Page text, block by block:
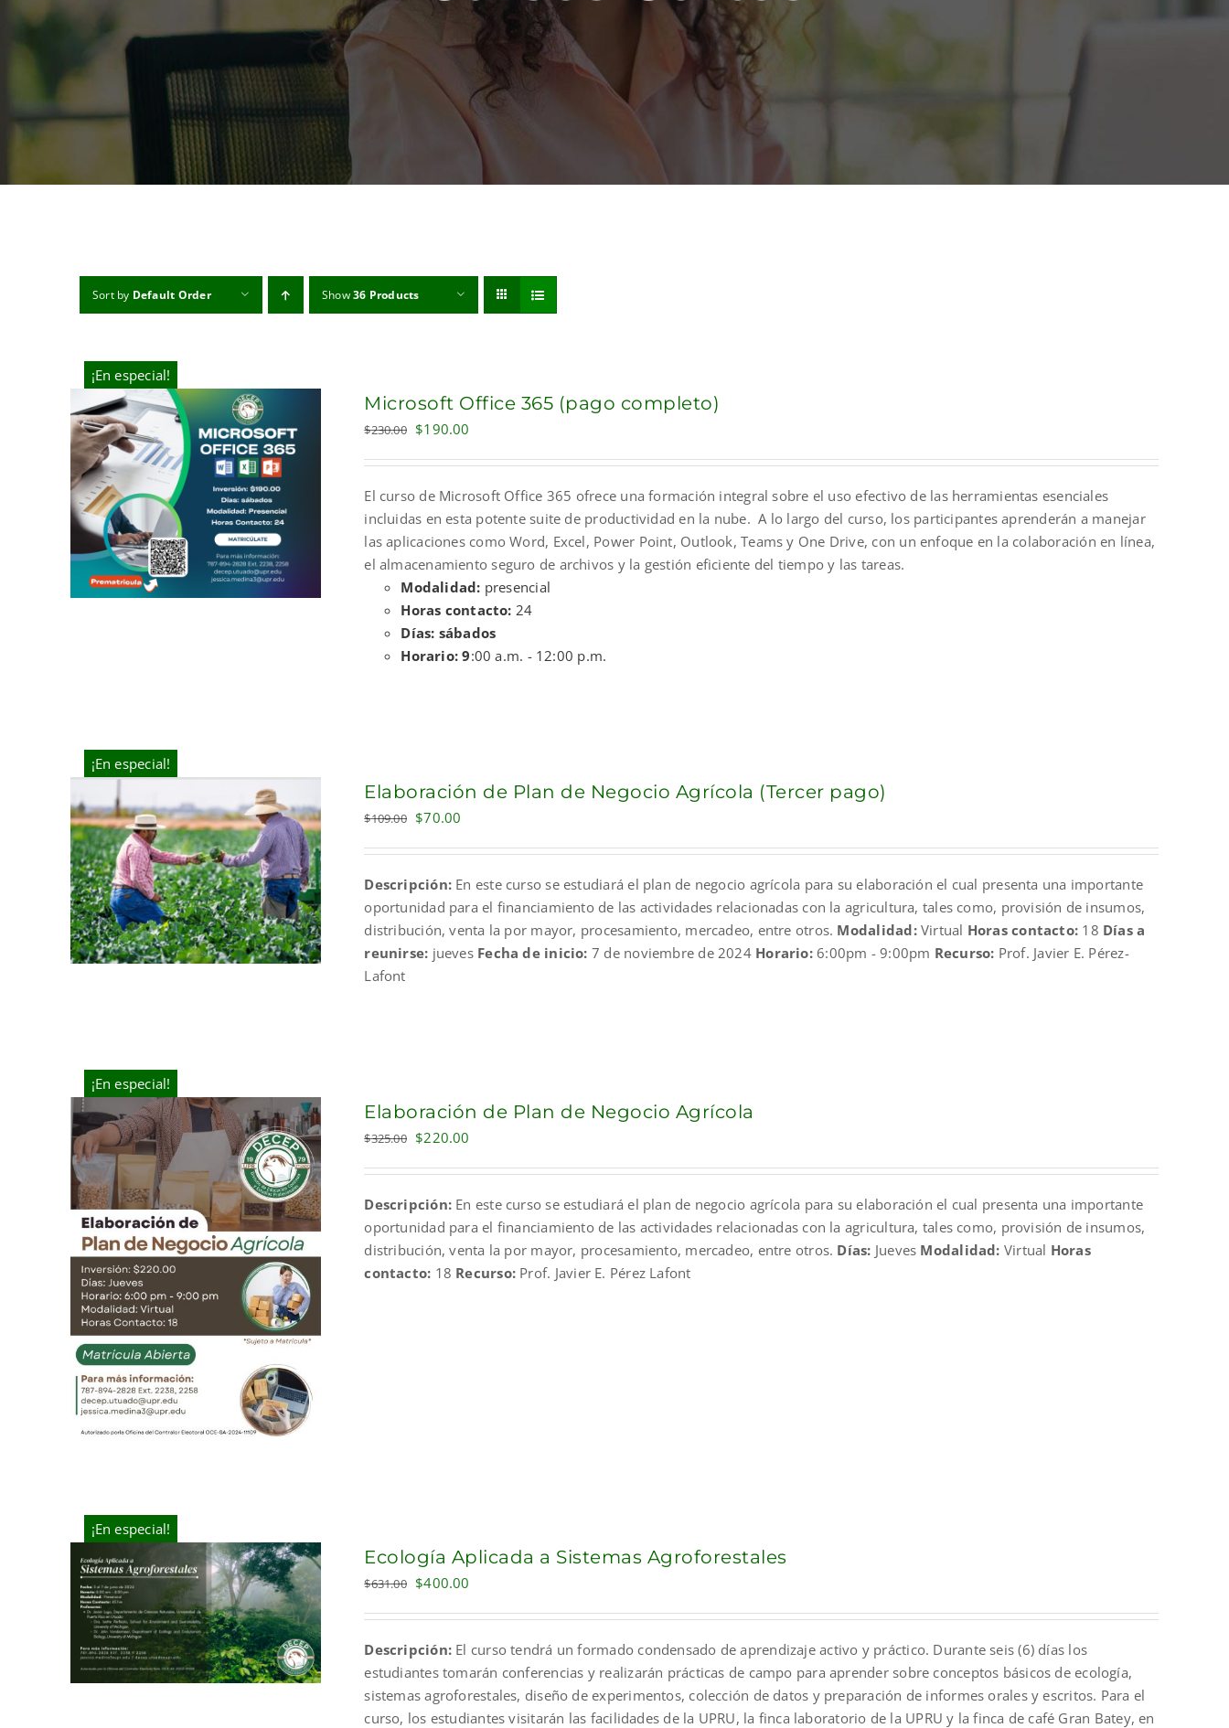
Sort by Default Order Show36 Products
¡En especial!
Microsoft Office 365 (pago completo)
$230.00 Original
$230.00.
$190.00
$190.00.
El curso de Microsoft Office 365 ofrece una formación integral sobre el uso efectivo de las herramientas esenciales
incluidas en esta potente suite de productividad en la nube. A lo largo del curso, los participantes aprenderán a manejar
las aplicaciones como Word, Excel, Power Point, Outlook, Teams y One Drive, con un enfoque en la colaboración en línea,
el almacenamiento seguro de archivos y la gestión eficiente del tiempo y las tareas.
Modalidad: presencial
Horas contacto: 24
Días: sábados
Horario: 9:00 a.m. - 12:00 p.m.
¡En especial!
Elaboración de Plan de Negocio Agrícola (Tercer pago)
$109.00 Original
$109.00.
$70.00
$70.00.
Descripción:En este curso se estudiará el plan de negocio agrícola para su elaboración el cual presenta una importante
oportunidad para el financiamiento de las actividades relacionadas con la agricultura, tales como, provisión de insumos,
distribución, venta la por mayor, procesamiento, mercadeo, entre otros. Modalidad:Virtual Horas contacto: 18 Días a
reunirse: jueves Fecha de inicio: 7 de noviembre de 2024 Horario: 6:00pm - 9:00pm Recurso: Prof. Javier E. Pérez-
Lafont
¡En especial!
Elaboración de Plan de Negocio Agrícola
$325.00 Original
$325.00.
$220.00
$220.00.
Descripción:En este curso se estudiará el plan de negocio agrícola para su elaboración el cual presenta una importante
oportunidad para el financiamiento de las actividades relacionadas con la agricultura, tales como, provisión de insumos,
distribución, venta la por mayor, procesamiento, mercadeo, entre otros. Días: Jueves Modalidad: Virtual Horas
contacto: 18 Recurso: Prof. Javier E. Pérez Lafont
¡En especial!
Ecología Aplicada a Sistemas Agroforestales
$631.00 Original
$631.00.
$400.00
$400.00.
Descripción:El curso tendrá un formado condensado de aprendizaje activo y práctico. Durante seis (6) días los
estudiantes tomarán conferencias y realizarán prácticas de campo para aprender sobre conceptos básicos de ecología,
sistemas agroforestales, diseño de experimentos, colección de datos y preparación de informes orales y escritos. Para el
curso, los estudiantes visitarán las facilidades de la UPRU, la finca laboratorio de la UPRU y la finca de café Gran Batey, en